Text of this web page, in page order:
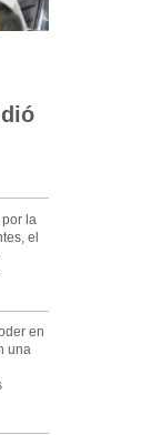
de gran
la
el
en
una